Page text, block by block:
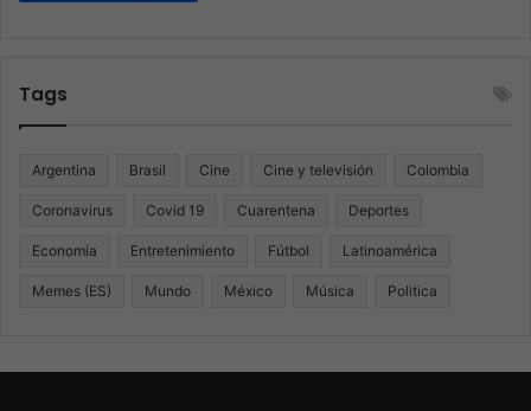
Tags
Argentina Brasil Cine Cine y televisión Colombia
Coronavirus Covid 19 Cuarentena Deportes
Economía Entretenimiento Fútbol Latinoamérica
Memes (ES) Mundo México Música Politica